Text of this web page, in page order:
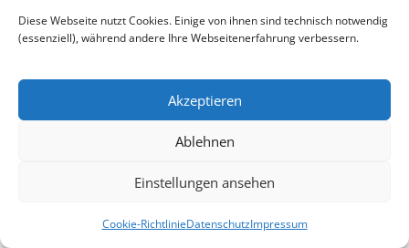
Diese Webseite nutzt Cookies. Einige von ihnen sind technisch notwendig
(essenziell), während andere Ihre Webseitenerfahrung verbessern.
Akzeptieren
Ablehnen
Einstellungen ansehen
Cookie-RichtlinieDatenschutzImpressum
für Cookies auf
der aktuellen
Wir setzen auf unserer Seite die Komponente
„Google Maps“ der Firma Google Inc., 1600